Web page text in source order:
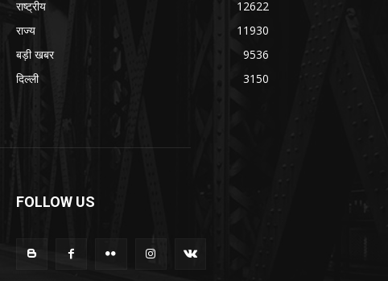
राष्ट्रीय
12622
राज्य
11930
बड़ी खबर
9536
दिल्ली
3150
FOLLOW US